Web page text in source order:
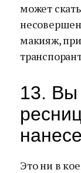
может
макияж,
13. Вы
Это ни в